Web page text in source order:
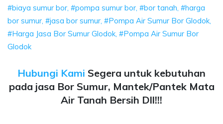
#biaya sumur bor, #pompa sumur bor, #bor tanah, #harga
bor sumur, #jasa bor sumur, #Pompa Air Sumur Bor Glodok,
#Harga Jasa Bor Sumur Glodok, #Pompa Air Sumur Bor
Glodok
Hubungi Kami Segera untuk kebutuhan
pada jasa Bor Sumur, Mantek/Pantek Mata
Air Tanah Bersih Dll!!!